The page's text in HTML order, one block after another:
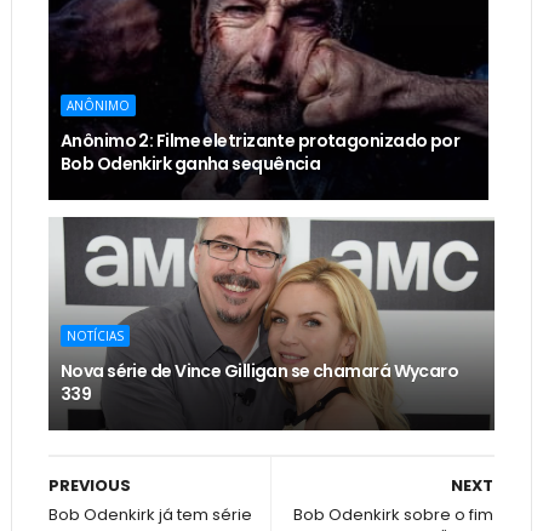
ANÔNIMO
Anônimo 2: Filme eletrizante protagonizado por
Bob Odenkirk ganha sequência
NOTÍCIAS
Nova série de Vince Gilligan se chamará Wycaro
339
NEXT
Bob Odenkirk sobre o fim
PREVIOUS
Bob Odenkirk já tem série